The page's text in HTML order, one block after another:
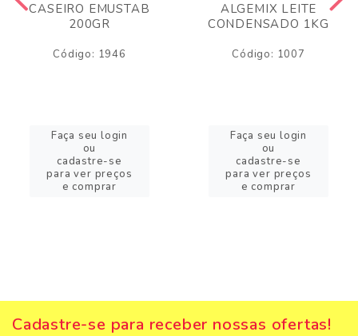
CASEIRO EMUSTAB
200GR
Código: 1946
Faça seu login
ou
cadastre-se
para ver preços
e comprar
ALGEMIX LEITE
CONDENSADO 1KG
Código: 1007
Faça seu login
ou
cadastre-se
para ver preços
e comprar
Cadastre-se para receber nossas ofertas!